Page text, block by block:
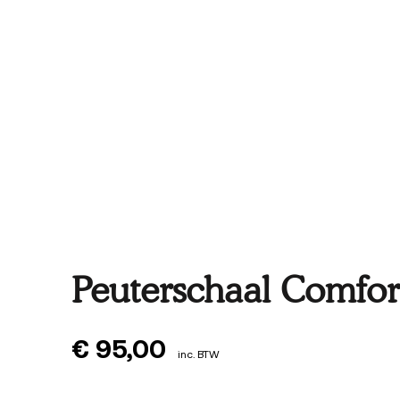
Peuterschaal
€ 95,00 inc. BTW